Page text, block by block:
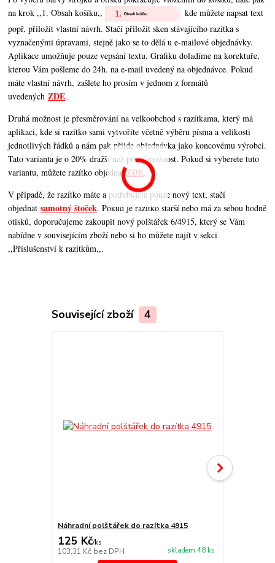
na krok ,,1. Obsah košíku,,
kde můžete napsat text
popř. přiložit vlastní návrh. Stačí přiložit sken stávajícího razítka s
vyznačenými úpravami, stejně jako se to dělá u e-mailové objednávky.
Aplikace umožňuje pouze vepsání textu. Grafiku doladíme na korektuře,
kterou Vám pošleme do 24h. na e-mail uvedený na objednávce. Pokud
máte vlastní návrh, zašlete ho prosím v jednom z formátů
uvedenýchZDE.
Druhá možnost je přesměrování na velkoobchod s razítkama, který má
aplikaci, kde si razítko sami vytvoříte včetně výběru písma a velikosti
jednotlivých řádků a nám pak přijde objednávka jako koncovému výrobci.
Tato varianta je o 20% dražší než první možnost. Pokud si vyberete tuto
variantu, můžete razítko objednatZDE.
V případě, že razítko máte a potřebujete pouze nový text, stačí
objednatsamotný štoček. Pokud je razítko starší nebo má za sebou hodně
otisků, doporučujeme zakoupit nový polštářek 6/4915, který se Vám
nabídne v souvisejícím zboží nebo si ho můžete najít v sekci
,,Příslušenství k razítkům,,.
Související zboží 4
Náhradní polštářek do razítka 4915
125 Kč/ks
103,31 Kč bez DPH skladem 48 ks